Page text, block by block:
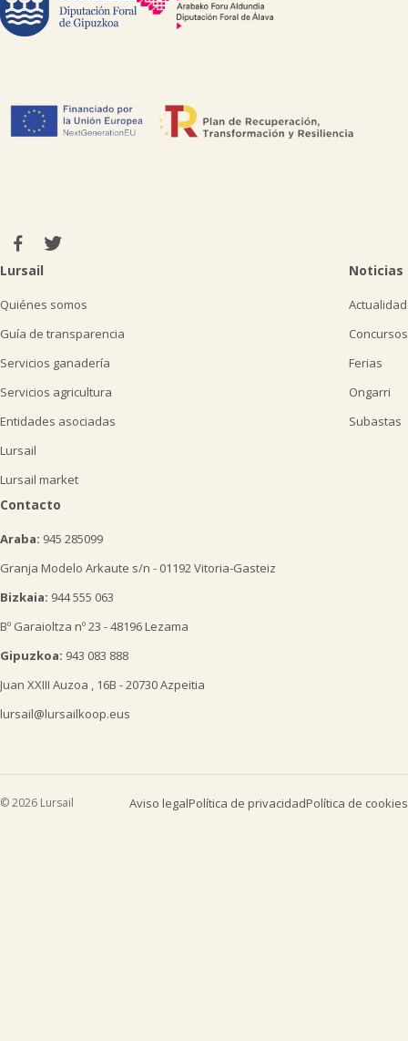
Lursail
Quiénes somos
Guía de transparencia
Servicios ganadería
Servicios agricultura
Entidades asociadas
Lursail
Lursail market
Noticias
Actualidad
Concursos
Ferias
Ongarri
Subastas
Contacto
Araba: 945 285099
Granja Modelo Arkaute s/n - 01192 Vitoria-Gasteiz
Bizkaia: 944 555 063
Bº Garaioltza nº 23 - 48196 Lezama
Gipuzkoa: 943 083 888
Juan XXIII Auzoa , 16B - 20730 Azpeitia
lursail@lursailkoop.eus
© 2026 Lursail Aviso legalPolítica de privacidadPolítica de cookies